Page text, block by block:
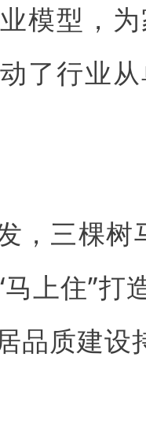
模型，
了行业
，三棵
上住”
品质建设